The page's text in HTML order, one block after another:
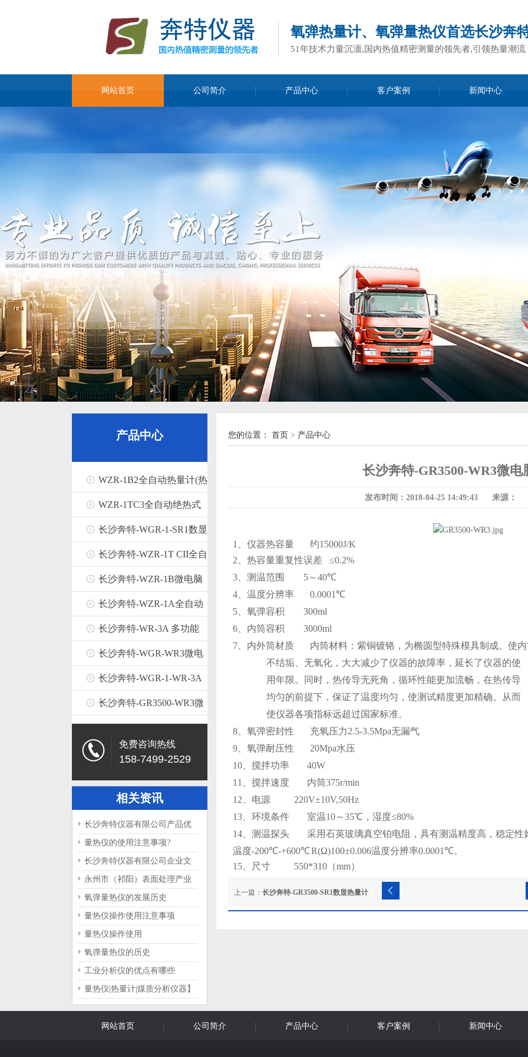
氧弹热量计、氧弹量热仪首选长沙奔
51年技术力量沉湎,国内热值精密测量的领先者,引领热量潮流
网站首页 公司简介 产品中心 客户案例 新闻中心
产品中心
WZR-1B2全自动热量计(热
值测定仪)
WZR-1TC3全自动绝热式
热量计（精密双控温型）
长沙奔特-WGR-1-SR1数显
热量计
长沙奔特-WZR-1T CII全自
动热量计（精密控温型）
长沙奔特-WZR-1B微电脑
热量计
长沙奔特-WZR-1A全自动
热量计
长沙奔特-WR-3A 多功能
热量计控制器
长沙奔特-WGR-WR3微电
脑热量计
长沙奔特-WGR-1-WR-3A
微电脑多功能热量计
长沙奔特-GR3500-WR3微
电脑热量计
免费咨询热线
158-7499-2529
相关资讯
长沙奔特仪器有限公司产品优
势分析
量热仪的使用注意事项?
长沙奔特仪器有限公司企业文
化概览
永州市（祁阳）表面处理产业
园项目可行性研究报告专家评
审会召开
氧弹量热仪的发展历史
量热仪操作使用注意事项
量热仪操作使用
氧弹量热仪的历史
工业分析仪的优点有哪些
量热仪|热量计|煤质分析仪器】
冬季量热仪的保养与维护
您的位置： 首页 > 产品中心
长沙奔特-GR3500-WR3微电
发布时间：2018-04-25 14:49:43 来源：
1 、仪器热容量 约15000J/K
2 、热容量重复性误差 ≤0.2%
3、测温范围 5～40℃
4、温度分辨率0.0001 ℃
5、氧弹容积 300ml
6、内筒容积 3000ml
7、内外筒材质 内筒材料：紫铜镀铬，为椭圆型特殊模具制成。使内
不结垢、无氧化，大大减少了仪器的故障率，延长了仪器的使
用年限。同时，热传导无死角，循环性能更加流畅，在热传导
均匀的前提下，保证了温度均匀，使测试精度更加精确。从而
使仪器各项指标远超过国家标准。
8、氧弹密封性 充氧压力2.5-3.5Mpa无漏气
9、氧弹耐压性 20Mpa水压
10、搅拌功率40W
11
、搅拌速度 内筒375r/min
12 、电源220V±10V,50Hz
13、环境条件 室温10～35℃，湿度≤80%
14、 测温探头
采用石英玻璃真空铂电阻，具有测温精度高，稳定性
温度-200℃-+600℃ R(Ω)100±0.006温度分辨率0.0001℃。
15、尺寸550*310（mm）
上一篇： 长沙奔特-GR3500-SR1数显热量计
网站首页 公司简介 产品中心 客户案例 新闻中心